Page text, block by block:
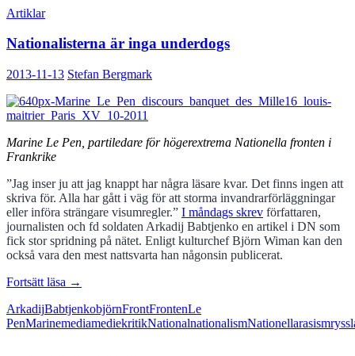
Artiklar
Nationalisterna är inga underdogs
2013-11-13 Stefan Bergmark
Marine Le Pen, partiledare för högerextrema Nationella fronten i
Frankrike
”Jag inser ju att jag knappt har några läsare kvar. Det finns ingen att
skriva för. Alla har gått i väg för att storma invandrarförläggningar
eller införa strängare visumregler.” I måndags skrev författaren,
journalisten och fd soldaten Arkadij Babtjenko en artikel i DN som
fick stor spridning på nätet. Enligt kulturchef Björn Wiman kan den
också vara den mest nattsvarta han någonsin publicerat.
Fortsätt läsa Nationalisterna
inga
underdogs
→
ArkadijBabtjenkobjörnFrontFrontenLe
PenMarinemediamediekritikNationalnationalismNationellarasism